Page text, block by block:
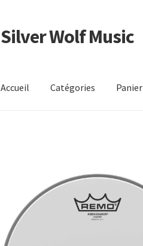
Aller
à
Aller
au
Silver Wolf Music
Accueil Catégories Panier